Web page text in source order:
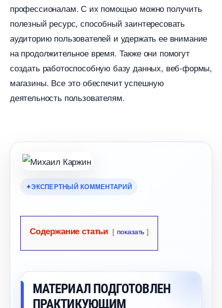
профессионалам. С их помощью можно получить
полезный ресурс, способный заинтересовать
аудиторию пользователей и удержать ее внимание
на продолжительное время. Также они помогут
создать работоспособную базу данных, веб-формы,
магазины. Все это обеспечит успешную
деятельность пользователям.
ЭКСПЕРТНЫЙ КОММЕНТАРИЙ
Содержание статьи показать
МАТЕРИАЛ ПОДГОТОВЛЕН
ПРАКТИКУЮЩИМ